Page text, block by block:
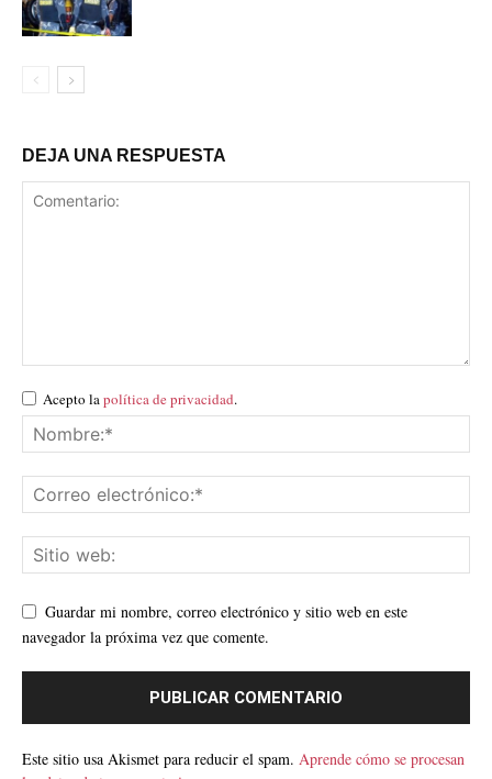
DEJA UNA RESPUESTA
Acepto lapolítica de privacidad.
Guardar mi nombre, correo electrónico y sitio web en este
navegador la próxima vez que comente.
Este sitio usa Akismet para reducir el spam. Aprende cómo se procesan